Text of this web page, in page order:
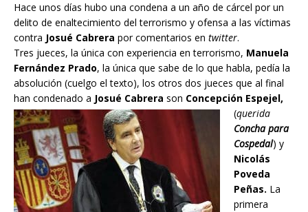
Hace unos días hubo una condena a un año de cárcel por un
delito de enaltecimiento del terrorismo y ofensa a las víctimas
contra Josué Cabrera por comentarios en twitter.
Tres jueces, la única con experiencia en terrorismo, Manuela
Fernández Prado, la única que sabe de lo que habla, pedía la
absolución (cuelgo el texto), los otros dos jueces que al final
han condenado a Josué Cabrera son Concepción Espejel,
(querida
Concha para
Cospedal) y
Nicolás
Poveda
Peñas. La
primera